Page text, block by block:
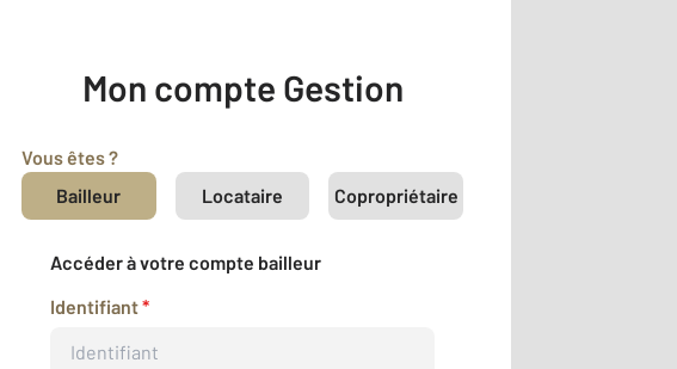
Mon compte Gestion
Vous êtes ?
Bailleur
Locataire Copropriétaire
Accéder à votre compte bailleur
Identifiant*